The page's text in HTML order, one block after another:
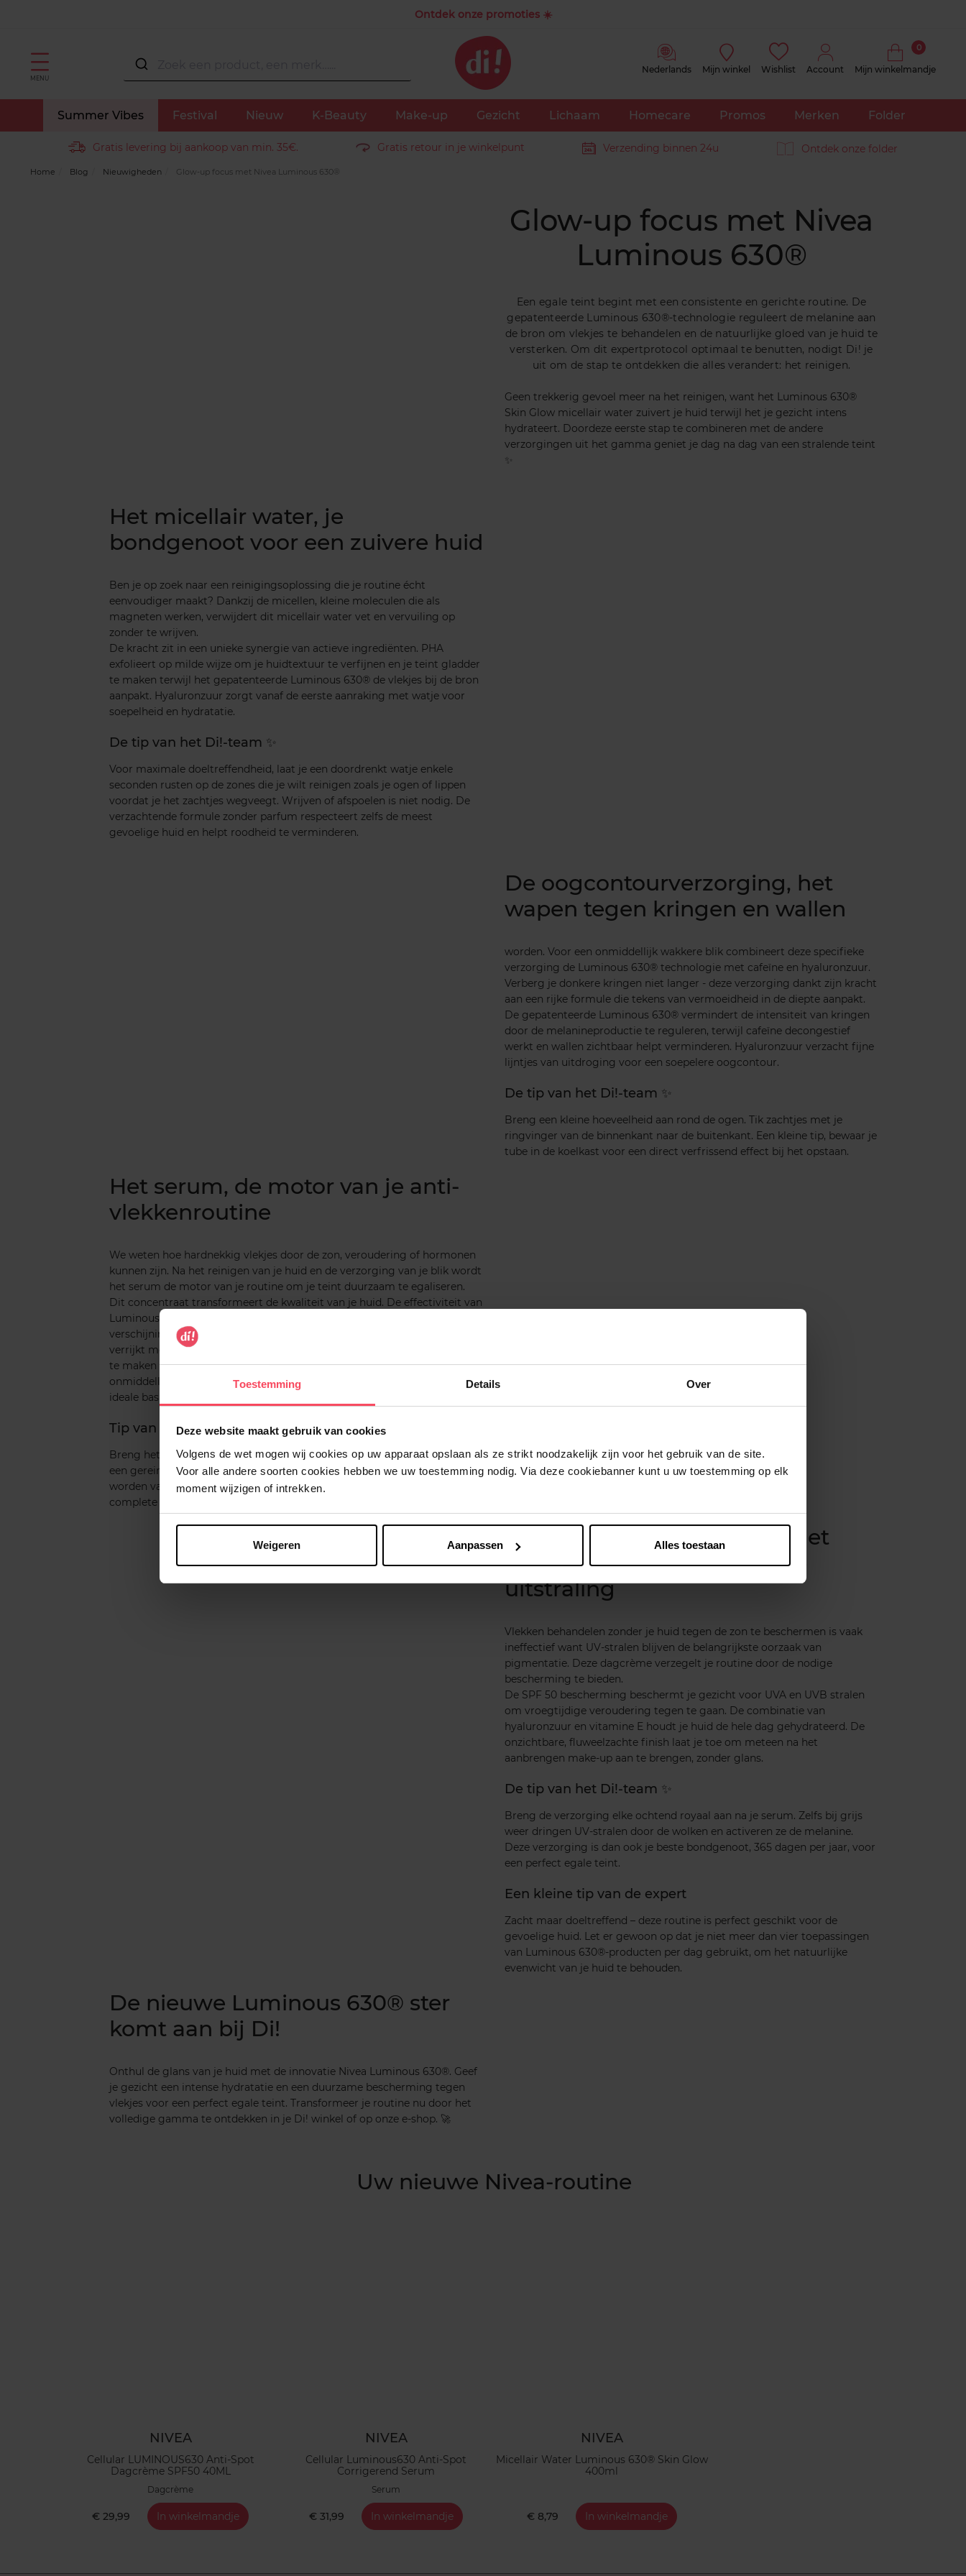
Toestemming Details Over
Deze website maakt gebruik van cookies
Volgens de wet mogen wij cookies op uw apparaat opslaan als ze strikt noodzakelijk zijn voor het gebruik van de site.
Voor alle andere soorten cookies hebben we uw toestemming nodig. Via deze cookiebanner kunt u uw toestemming op elk
moment wijzigen of intrekken.
Weigeren Aanpassen Alles toestaan
Ontdek onze promoties ☀️
MENU
Nederlands Mijn winkel Wishlist Account Mijn winkelmandje
0
Summer Vibes Festival Nieuw K-Beauty Make-up Gezicht Lichaam Homecare Promos Merken Folder
Gratis levering bij aankoop van min. 35€. Gratis retour in je winkelpunt Verzending binnen 24u Ontdek onze folder
Home Blog Nieuwigheden Glow-up focus met Nivea Luminous 630®
Glow-up focus met Nivea
Luminous 630®
Een egale teint begint met een consistente en gerichte routine. De
gepatenteerde Luminous 630®-technologie reguleert de melanine aan
de bron om vlekjes te behandelen en de natuurlijke gloed van je huid te
versterken. Om dit expertprotocol optimaal te benutten, nodigt Di! je
uit om de stap te ontdekken die alles verandert: het reinigen.
Geen trekkerig gevoel meer na het reinigen, want het Luminous 630®
Skin Glow micellair water zuivert je huid terwijl het je gezicht intens
hydrateert. Doordeze eerste stap te combineren met de andere
verzorgingen uit het gamma geniet je dag na dag van een stralende teint
✨
Het micellair water, je
bondgenoot voor een zuivere huid
Ben je op zoek naar een reinigingsoplossing die je routine écht
eenvoudiger maakt? Dankzij de micellen, kleine moleculen die als
magneten werken, verwijdert dit micellair water vet en vervuiling op
zonder te wrijven.
De kracht zit in een unieke synergie van actieve ingrediënten. PHA
exfolieert op milde wijze om je huidtextuur te verfijnen en je teint gladder
te maken terwijl het gepatenteerde Luminous 630® de vlekjes bij de bron
aanpakt. Hyaluronzuur zorgt vanaf de eerste aanraking met watje voor
soepelheid en hydratatie.
De tip van het Di!-team ✨
Voor maximale doeltreffendheid, laat je een doordrenkt watje enkele
seconden rusten op de zones die je wilt reinigen zoals je ogen of lippen
voordat je het zachtjes wegveegt. Wrijven of afspoelen is niet nodig. De
verzachtende formule zonder parfum respecteert zelfs de meest
gevoelige huid en helpt roodheid te verminderen.
De oogcontourverzorging, het
wapen tegen kringen en wallen
worden. Voor een onmiddellijk wakkere blik combineert deze specifieke
verzorging de Luminous 630® technologie met cafeïne en hyaluronzuur.
Verberg je donkere kringen niet langer - deze verzorging dankt zijn kracht
aan een rijke formule die tekens van vermoeidheid in de diepte aanpakt.
De gepatenteerde Luminous 630® vermindert de intensiteit van kringen
door de melanineproductie te reguleren, terwijl cafeïne decongestief
werkt en wallen zichtbaar helpt verminderen. Hyaluronzuur verzacht fijne
lijntjes van uitdroging voor een soepelere oogcontour.
De tip van het Di!-team ✨
Breng een kleine hoeveelheid aan rond de ogen. Tik zachtjes met je
ringvinger van de binnenkant naar de buitenkant. Een kleine tip, bewaar je
tube in de koelkast voor een direct verfrissend effect bij het opstaan.
Het serum, de motor van je anti-
vlekkenroutine
We weten hoe hardnekkig vlekjes door de zon, veroudering of hormonen
kunnen zijn. Na het reinigen van je huid en de verzorging van je blik wordt
het serum de motor van je routine om je teint duurzaam te egaliseren.
Dit concentraat transformeert de kwaliteit van je huid. De effectiviteit van
Luminous 630® helpt bestaande vlekjes lichter te maken terwijl het de
verschijning van nieuwe onregelmatigheden voorkomt. De formule,
verrijkt met hyaluronzuur, activeert de celvernieuwing om je huid voller
te maken en haar soepelheid terug te geven. De vloeibare textuur trekt
onmiddellijk in zonder een vet laagje achter te laten en dat maakt het een
ideale basis voor je dagverzorging of make-up.
Tip van het Di!-team ✨
Breng het serum voor de beste resultaten 's ochtends en 's avonds aan op
een gereinigd gezicht. Vergeet je hals en decolleté niet want deze zones
worden vaak blootgesteld aan de zon. Dit is de cruciale stap voor een
complete glow-up
De dagverzorging SPF 50, het
beschermende schild van je
uitstraling
Vlekken behandelen zonder je huid tegen de zon te beschermen is vaak
ineffectief want UV-stralen blijven de belangrijkste oorzaak van
pigmentatie. Deze dagcrème verzegelt je routine door de nodige
bescherming te bieden.
De SPF 50 bescherming beschermt je gezicht voor UVA en UVB stralen
om vroegtijdige veroudering tegen te gaan. De combinatie van
hyaluronzuur en vitamine E houdt je huid de hele dag gehydrateerd. De
onzichtbare, fluweelzachte finish laat je toe om meteen na het
aanbrengen make-up aan te brengen, zonder glans.
De tip van het Di!-team ✨
Breng de verzorging elke ochtend royaal aan na je serum. Zelfs bij grijs
weer dringen UV-stralen door de wolken en activeren ze de melanine.
Deze verzorging is dan ook je beste bondgenoot, 365 dagen per jaar, voor
een perfect egale teint.
Een kleine tip van de expert
Zacht maar doeltreffend – deze routine is perfect geschikt voor de
gevoelige huid. Let er gewoon op dat je niet meer dan vier toepassingen
van Luminous 630®-producten per dag gebruikt, om het natuurlijke
evenwicht van je huid te behouden.
De nieuwe Luminous 630® ster
komt aan bij Di!
Onthul de glans van je huid met de innovatie Nivea Luminous 630®. Geef
je gezicht een intense hydratatie en een duurzame bescherming tegen
vlekjes voor een perfect egale teint. Transformeer je routine nu door het
volledige gamma te ontdekken in je Di! winkel of op onze e-shop. 🚀
Uw nieuwe Nivea-routine
NIVEA
Cellular LUMINOUS630 Anti-Spot
Dagcrème SPF50 40ML
Dagcrème
€ 29,99 In winkelmandje
NIVEA
Cellular Luminous630 Anti-Spot
Corrigerend Serum
Serum
€ 31,99 In winkelmandje
NIVEA
Micellair Water Luminous 630® Skin Glow
400ml
€ 8,79 In winkelmandje